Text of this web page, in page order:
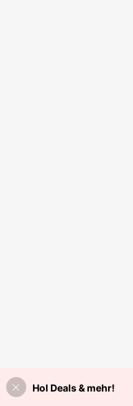
Hol Deals & mehr!